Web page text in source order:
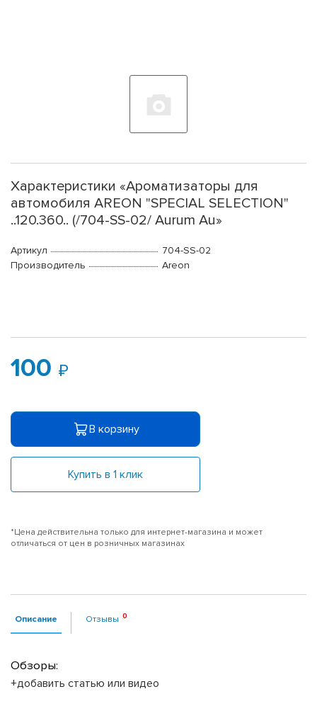
Характеристики «Ароматизаторы для
автомобиля AREON "SPECIAL SELECTION"
..120.360.. (/704-SS-02/ Aurum Au»
Артикул
704-SS-02
Производитель
Areon
100
В корзину
Купить в 1 клик
*Цена действительна только для интернет-магазина и может
отличаться от цен в розничных магазинах
Описание Отзывы
Обзоры:
+добавить статью или видео